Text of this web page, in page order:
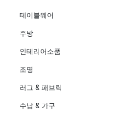
테이블웨어
주방
인테리어소품
조명
러그 & 패브릭
수납 & 가구